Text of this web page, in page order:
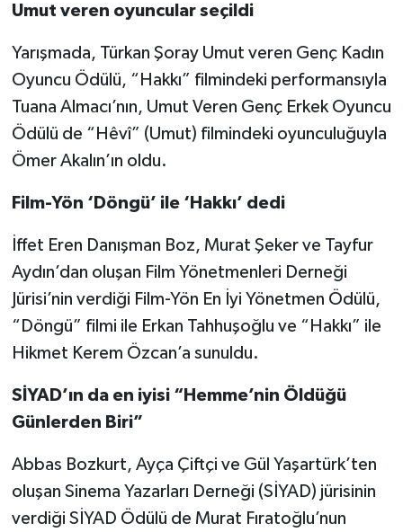
Umut veren oyuncular seçildi
Yarışmada, Türkan Şoray Umut veren Genç Kadın
Oyuncu Ödülü, “Hakkı” filmindeki performansıyla
Tuana Almacı’nın, Umut Veren Genç Erkek Oyuncu
Ödülü de “Hêvî” (Umut) filmindeki oyunculuğuyla
Ömer Akalın’ın oldu.
Film-Yön ‘Döngü’ ile ‘Hakkı’ dedi
İffet Eren Danışman Boz, Murat Şeker ve Tayfur
Aydın’dan oluşan Film Yönetmenleri Derneği
Jürisi’nin verdiği Film-Yön En İyi Yönetmen Ödülü,
“Döngü” filmi ile Erkan Tahhuşoğlu ve “Hakkı” ile
Hikmet Kerem Özcan’a sunuldu.
SİYAD’ın da en iyisi “Hemme’nin Öldüğü
Günlerden Biri”
Abbas Bozkurt, Ayça Çiftçi ve Gül Yaşartürk’ten
oluşan Sinema Yazarları Derneği (SİYAD) jürisinin
verdiği SİYAD Ödülü de Murat Fıratoğlu’nun